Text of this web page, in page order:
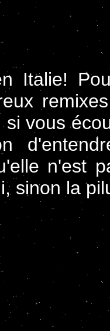
Italie!
si vous
n'est
sinon la